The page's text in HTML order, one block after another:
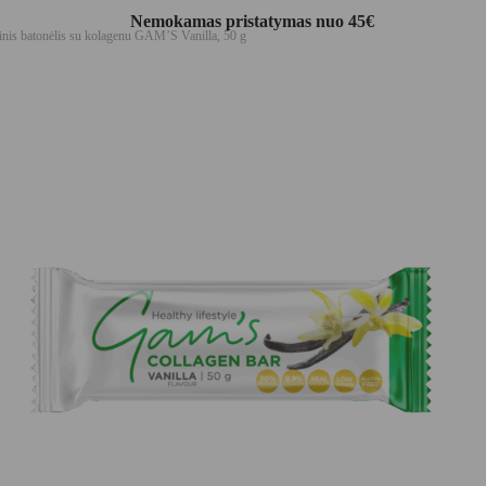
Nemokamas pristatymas nuo 45€
batonėlis su kolagenu GAM’S Vanilla, 50 g